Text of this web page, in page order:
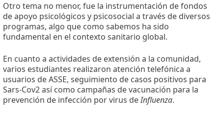
Otro tema no menor, fue la instrumentación de fondos
de apoyo psicológicos y psicosocial a través de diversos
programas, algo que como sabemos ha sido
fundamental en el contexto sanitario global.
En cuanto a actividades de extensión a la comunidad,
varios estudiantes realizaron atención telefónica a
usuarios de ASSE, seguimiento de casos positivos para
Sars-Cov2 así como campañas de vacunación para la
prevención de infección por virus deInfluenza.